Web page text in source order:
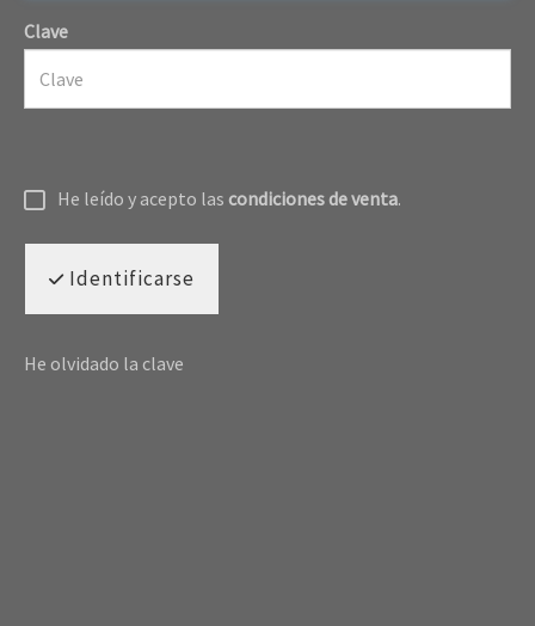
Clave
He leído y acepto las condiciones de venta.
Identificarse
He olvidado la clave